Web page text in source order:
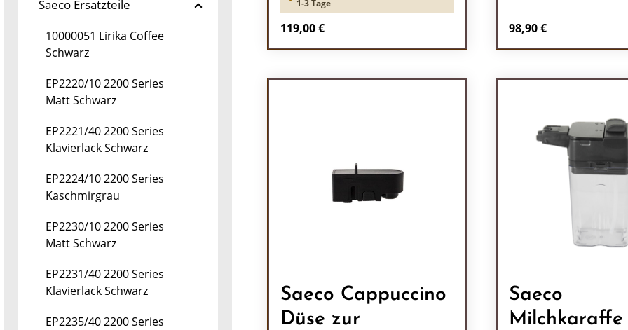
Saeco Ersatzteile
10000051 Lirika Coffee
Schwarz
EP2220/10 2200 Series
Matt Schwarz
EP2221/40 2200 Series
Klavierlack Schwarz
EP2224/10 2200 Series
Kaschmirgrau
EP2230/10 2200 Series
Matt Schwarz
EP2231/40 2200 Series
Klavierlack Schwarz
EP2235/40 2200 Series
1-3 Tage
Regulärer Preis:
119,00 € Regulärer Preis:
98,90 €
Saeco Cappuccino
Düse zur
Saeco
Milchkaraffe